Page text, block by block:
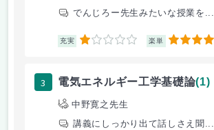
でんじろー先生みたいな授業を...
充実 1 楽単 5
3 電気エネルギー工学基礎論(1)
中野寛之先生
講義にしっかり出て話しさえ聞...